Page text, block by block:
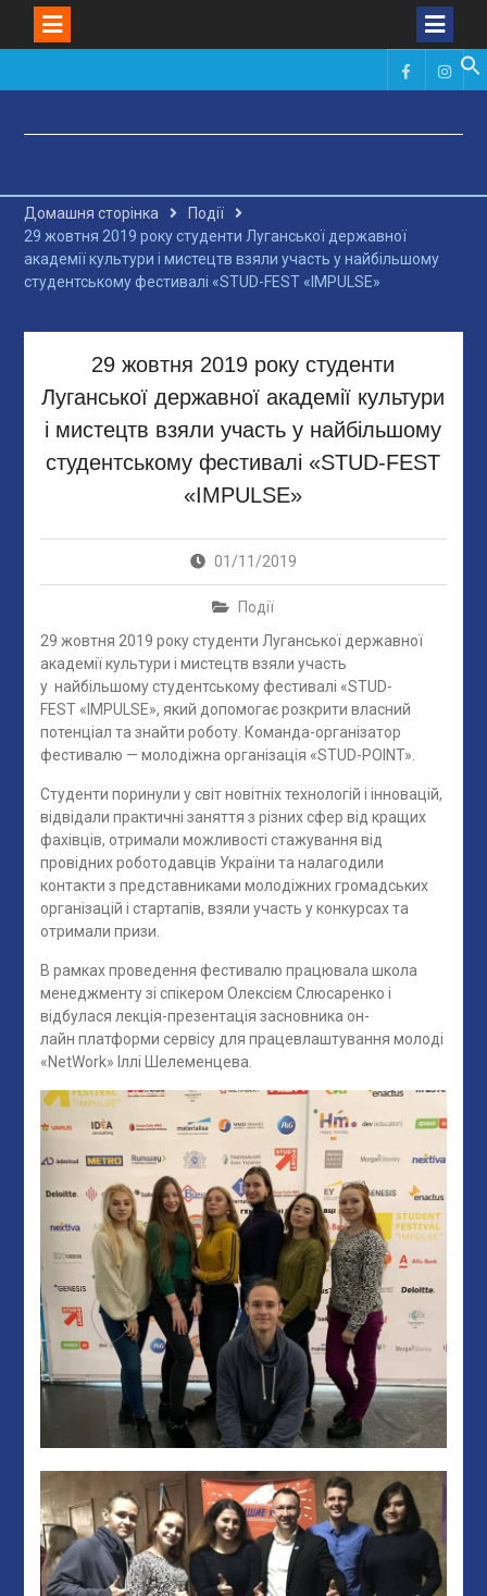
Домашня сторінка
Події
29 жовтня 2019 року студенти Луганської державної
академії культури і мистецтв взяли участь у найбільшому
студентському фестивалі «STUD-FEST «IMPULSE»
29 жовтня 2019 року студенти
Луганської державної академії культури
і мистецтв взяли участь у найбільшому
студентському фестивалі «STUD-FEST
«IMPULSE»
01/11/2019
Події
29 жовтня 2019 року студенти Луганської державної
академії культури і мистецтв взяли участь
у найбільшому студентському фестивалі «STUD-
FEST «IMPULSE», який допомогає розкрити власний
потенціал та знайти роботу. Команда-організатор
фестивалю — молодіжна організація «STUD-POINT».
Студенти поринули у світ новітніх технологій і інновацій,
відвідали практичні заняття з різних сфер від кращих
фахівців, отримали можливості стажування від
провідних роботодавців України та налагодили
контакти з представниками молодіжних громадських
організацій і стартапів, взяли участь у конкурсах та
отримали призи.
В рамках проведення фестивалю працювала школа
менеджменту зі спікером Олексієм Слюсаренко і
відбулася лекція-презентація засновника он-
лайн платформи сервісу для працевлаштування молоді
«NetWork» Іллі Шелеменцева.